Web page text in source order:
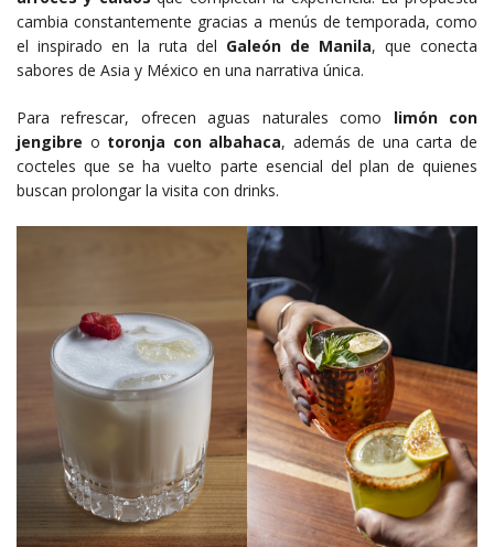
cambia constantemente gracias a menús de temporada, como
el inspirado en la ruta del Galeón de Manila, que conecta
sabores de Asia y México en una narrativa única.
Para refrescar, ofrecen aguas naturales como limón con
jengibre o toronja con albahaca, además de una carta de
cocteles que se ha vuelto parte esencial del plan de quienes
buscan prolongar la visita con drinks.